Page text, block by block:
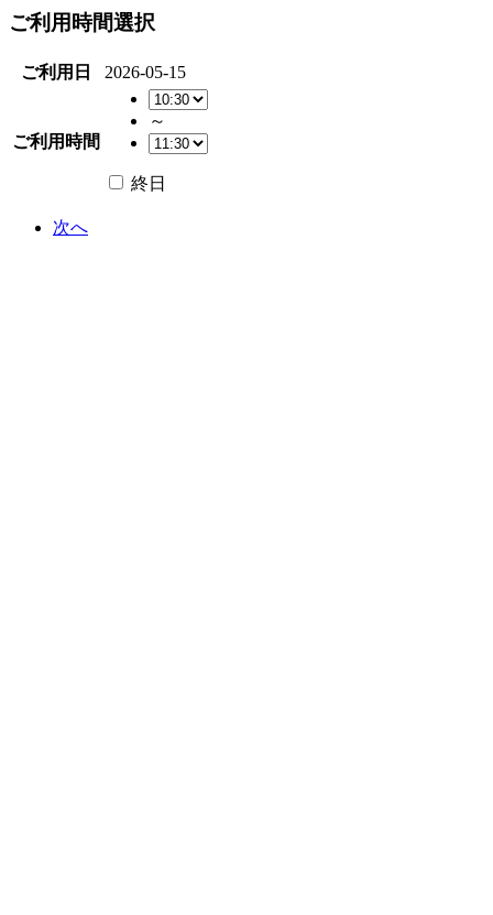
ご利用時間選択
ご利用日 2026-05-15
ご利用時間
～
終日
次へ